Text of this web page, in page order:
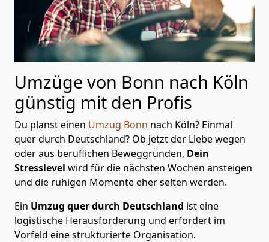
Umzüge von Bonn nach Köln
günstig mit den Profis
Du planst einen Umzug Bonn nach Köln? Einmal
quer durch Deutschland? Ob jetzt der Liebe wegen
oder aus beruflichen Beweggründen, Dein
Stresslevel wird für die nächsten Wochen ansteigen
und die ruhigen Momente eher selten werden.
Ein Umzug quer durch Deutschland ist eine
logistische Herausforderung und erfordert im
Vorfeld eine strukturierte Organisation.